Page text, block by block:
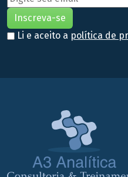
Li e aceito a política de